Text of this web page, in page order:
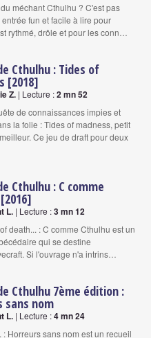
méchant Cthulhu ? C'est pas
fun et facile à lire pour
rythmé, drôle et pour les conn…
Cthulhu : Tides of
[2018]
Z. | Lecture :2 mn 52
de connaissances impies et
la folie : Tides of madness, petit
Ce jeu de draft pour deux
Cthulhu : C comme
L. | Lecture :3 mn 12
death... : C comme Cthulhu est un
qui se destine
Si l'ouvrage n'a intrins…
Cthulhu 7ème édition :
sans nom
L. | Lecture :4 mn 24
: Horreurs sans nom est un recueil